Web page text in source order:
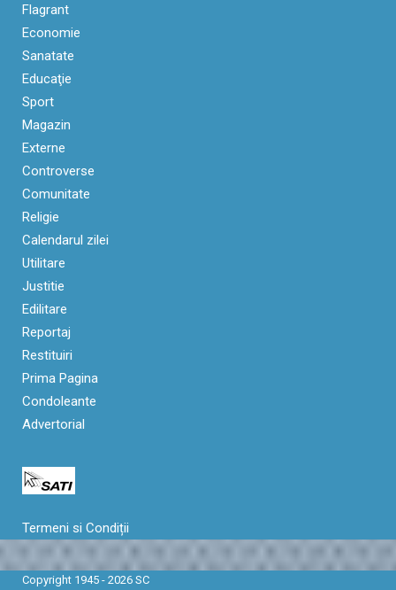
Flagrant
Economie
Sanatate
Educaţie
Sport
Magazin
Externe
Controverse
Comunitate
Religie
Calendarul zilei
Utilitare
Justitie
Edilitare
Reportaj
Restituiri
Prima Pagina
Condoleante
Advertorial
Termeni si Condiții
Copyright 1945 - 2026 SC